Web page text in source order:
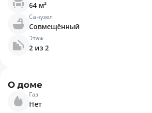
64 м²
Санузел
Совмещённый
Этаж
2 из 2
О доме
Газ
Нет